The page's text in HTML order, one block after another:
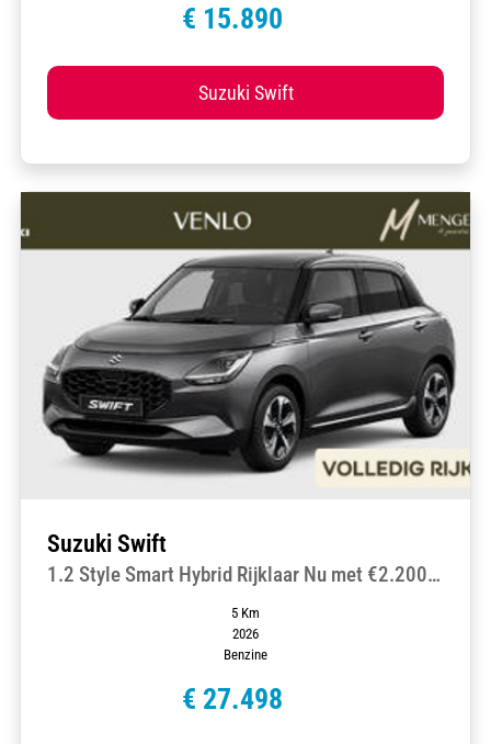
€ 15.890
Suzuki Swift
Suzuki Swift
1.2 Style Smart Hybrid Rijklaar Nu met €2.200,-
5 Km
2026
Benzine
€ 27.498